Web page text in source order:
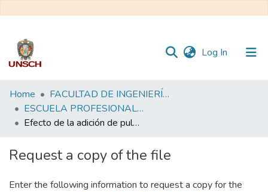
Log In (current)
Communities
&
Collections
Home
FACULTAD DE INGENIERÍA QUÍMICA Y METALURGIA
ESCUELA PROFESIONAL DE INGENIERÍA AGROINDUSTRIAL - TESIS
Efecto de la adición de pulpa de mashua (Tropaeolum tuberosum Ruiz & Pavón) sobre las características fisicoquímicas y sensoriales del yogurt hipograso
Request a copy of the file
Enter the following information to request a copy for the